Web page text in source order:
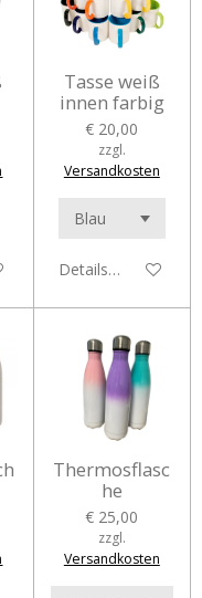
Tasse weiß
innen farbig
€ 20,00
zzgl.
Versandkosten
Details anzeigen
Thermosflasc
he
€ 25,00
zzgl.
Versandkosten